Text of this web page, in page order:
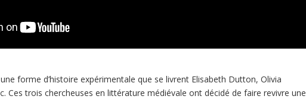
forme d’histoire expérimentale que se livrent Elisabeth Dutton, Olivia
Ces trois chercheuses en littérature médiévale ont décidé de faire revivre une